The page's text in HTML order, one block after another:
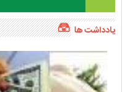
یادداشت ها